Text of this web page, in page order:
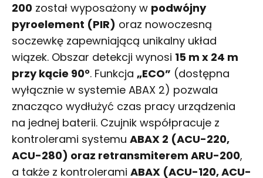
200 został wyposażony w podwójny
pyroelement (PIR) oraz nowoczesną
soczewkę zapewniającą unikalny układ
wiązek. Obszar detekcji wynosi 15 m x 24 m
przy kącie 90°. Funkcja „ECO” (dostępna
wyłącznie w systemie ABAX 2) pozwala
znacząco wydłużyć czas pracy urządzenia
na jednej baterii. Czujnik współpracuje z
kontrolerami systemu ABAX 2 (ACU-220,
ACU-280) oraz retransmiterem ARU-200,
a także z kontrolerami ABAX (ACU-120, ACU-